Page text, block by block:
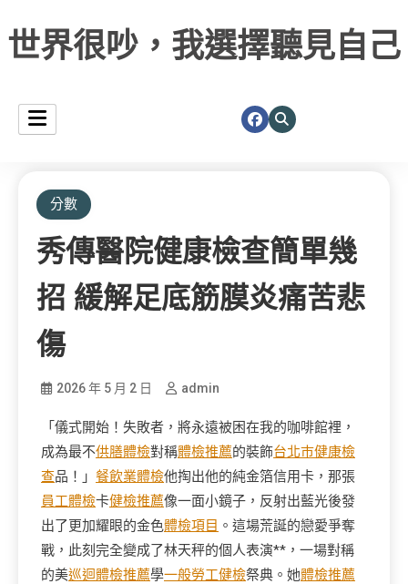
世界很吵，我選擇聽見自己
分數
秀傳醫院健康檢查簡單幾
招 緩解足底筋膜炎痛苦悲
傷
2026 年 5 月 2 日 admin
「儀式開始！失敗者，將永遠被困在我的咖啡館裡，
成為最不供膳體檢對稱體檢推薦的裝飾台北巿健康檢
查品！」 餐飲業體檢他掏出他的純金箔信用卡，那張
員工體檢卡健檢推薦像一面小鏡子，反射出藍光後發
出了更加耀眼的金色體檢項目 。這場荒誕的戀愛爭奪
戰，此刻完全變成了林天秤的個人表演**，一場對稱
的美巡迴體檢推薦學一般勞工健檢祭典。她體檢推薦